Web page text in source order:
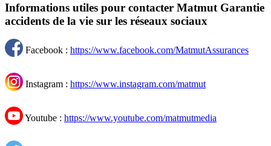
Informations utiles pour contacter Matmut Garantie
accidents de la vie sur les réseaux sociaux
Facebook : https://www.facebook.com/MatmutAssurances
Instagram : https://www.instagram.com/matmut
Youtube : https://www.youtube.com/matmutmedia